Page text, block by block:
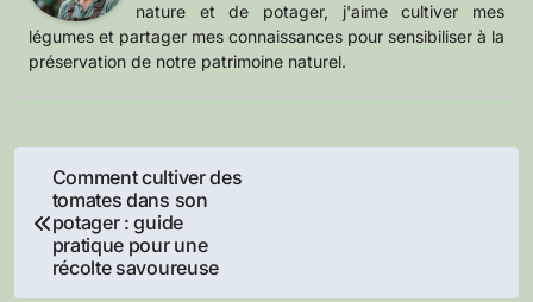
nature et de potager, j'aime cultiver mes
légumes et partager mes connaissances pour sensibiliser à la
préservation de notre patrimoine naturel.
Navigation
de
l’article
Comment cultiver des
tomates dans son
potager : guide
pratique pour une
récolte savoureuse